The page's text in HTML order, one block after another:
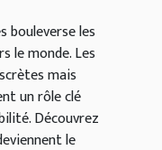
bouleverse les
le monde. Les
mais
un rôle clé
Découvrez
le